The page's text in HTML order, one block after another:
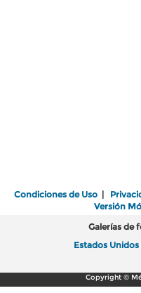
Condiciones de Uso |
Versión
Galerías de
Estados Unidos
Copyright ©